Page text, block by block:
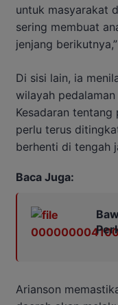
untuk masyarakat
sering membuat
jenjang
Di sisi lain, ia
wilayah
Kesadaran
perlu terus
berhenti di tengah
Baca Juga:
Arianson